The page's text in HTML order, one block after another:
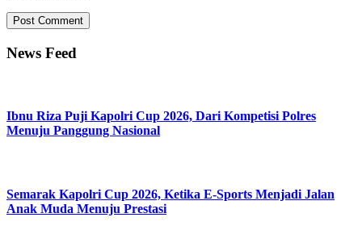
News Feed
Ibnu Riza Puji Kapolri Cup 2026, Dari Kompetisi Polres
Menuju Panggung Nasional
Semarak Kapolri Cup 2026, Ketika E-Sports Menjadi Jalan
Anak Muda Menuju Prestasi